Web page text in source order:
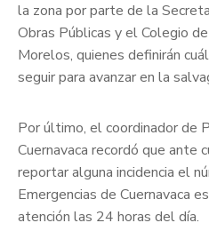
la zona por parte de la
Obras Públicas y el Colegio
Morelos, quienes definirán
seguir para avanzar en la
Por último, el coordinador de
Cuernavaca recordó que ante
reportar alguna incidencia el
Emergencias de Cuernavaca
atención las 24 horas del día.